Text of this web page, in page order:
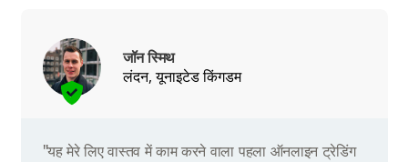
जॉन स्मिथ
लंदन, यूनाइटेड किंगडम
"यह मेरे लिए वास्तव में काम करने वाला पहला ऑनलाइन ट्रेडिंग